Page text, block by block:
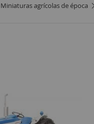
miniaturas agrícolas de época